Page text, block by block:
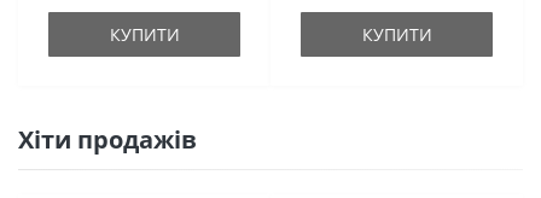
КУПИТИ КУПИТИ
Хіти продажів